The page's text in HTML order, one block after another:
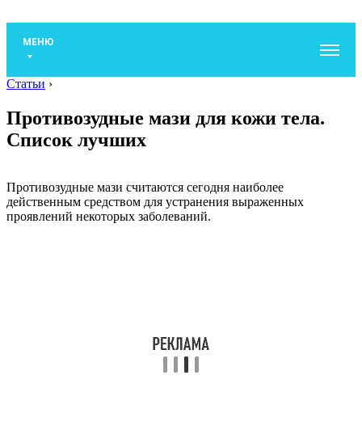
МЕНЮ
Статьи ›
Противозудные мази для кожи тела.
Список лучших
Противозудные мази считаются сегодня наиболее
действенным средством для устранения выраженных
проявлений некоторых заболеваний.